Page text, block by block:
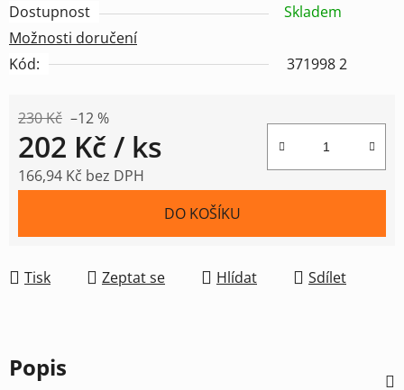
Dostupnost
Skladem
Možnosti doručení
Kód:
371998 2
230 Kč –12 %
202 Kč / ks
166,94 Kč bez DPH
DO KOŠÍKU
Tisk Zeptat se Hlídat Sdílet
Popis